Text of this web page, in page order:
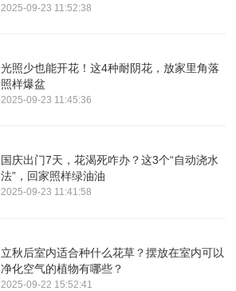
2025-09-23 11:52:38
光照少也能开花！这4种耐阴花，放家里角落
照样爆盆
2025-09-23 11:45:36
国庆出门7天，花渴死咋办？这3个“自动浇水
法”，回家照样绿油油
2025-09-23 11:41:58
立秋后室内适合种什么花草？摆放在室内可以
净化空气的植物有哪些？
2025-09-22 15:52:41